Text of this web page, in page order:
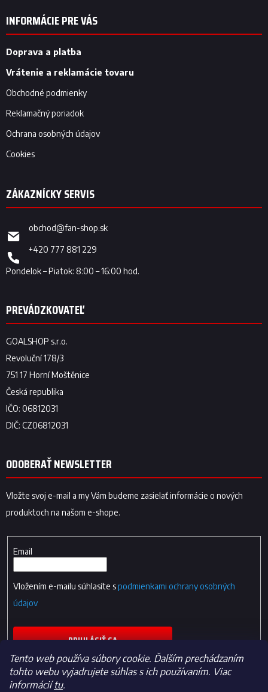
Tento web používa súbory cookie. Ďalším prechádzaním
tohto webu vyjadrujete súhlas s ich používaním. Viac
informáciítu.
INFORMÁCIE PRE VÁS
Doprava a platba
Vrátenie a reklamácie tovaru
Obchodné podmienky
Reklamačný poriadok
Ochrana osobných údajov
Cookies
obchod@fan-shop.sk
+420 777 881 229
ODOBERAŤ NEWSLETTER
Vložte svoj e-mail a my Vám budeme zasielať informácie o nových
produktoch na našom e-shope.
Email
Vložením e-mailu súhlasíte spodmienkami ochrany osobných
údajov
PRIHLÁSIŤ SA